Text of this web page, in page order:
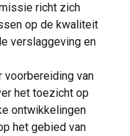
richt zich
op de kwaliteit
verslaggeving en
van
het toezicht op
ontwikkelingen
het gebied van